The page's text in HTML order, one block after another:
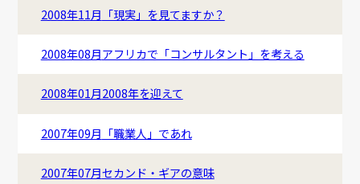
2008年11月 「現実」を見てますか？
2008年08月アフリカで「コンサルタント」を考える
2008年01月2008年を迎えて
2007年09月 「職業人」であれ
2007年07月セカンド・ギアの意味